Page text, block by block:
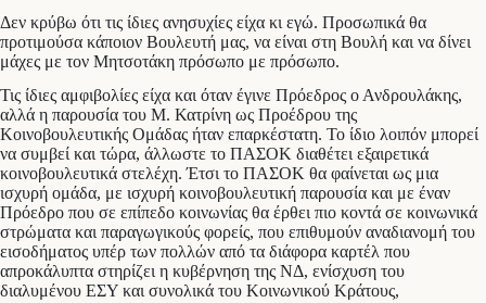
Δεν κρύβω ότι τις ίδιες ανησυχίες είχα κι εγώ. Προσωπικά θα
προτιμούσα κάποιον Βουλευτή μας, να είναι στη Βουλή και να δίνει
μάχες με τον Μητσοτάκη πρόσωπο με πρόσωπο.
Τις ίδιες αμφιβολίες είχα και όταν έγινε Πρόεδρος ο Ανδρουλάκης,
αλλά η παρουσία του Μ. Κατρίνη ως Προέδρου της
Κοινοβουλευτικής Ομάδας ήταν επαρκέστατη. Το ίδιο λοιπόν μπορεί
να συμβεί και τώρα, άλλωστε το ΠΑΣΟΚ διαθέτει εξαιρετικά
κοινοβουλευτικά στελέχη. Έτσι το ΠΑΣΟΚ θα φαίνεται ως μια
ισχυρή ομάδα, με ισχυρή κοινοβουλευτική παρουσία και με έναν
Πρόεδρο που σε επίπεδο κοινωνίας θα έρθει πιο κοντά σε κοινωνικά
στρώματα και παραγωγικούς φορείς, που επιθυμούν αναδιανομή του
εισοδήματος υπέρ των πολλών από τα διάφορα καρτέλ που
απροκάλυπτα στηρίζει η κυβέρνηση της ΝΔ, ενίσχυση του
διαλυμένου ΕΣΥ και συνολικά του Κοινωνικού Κράτους,